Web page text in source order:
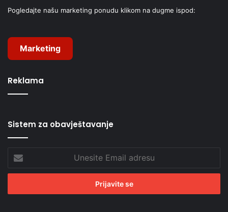
Pogledajte našu marketing ponudu klikom na dugme ispod:
Marketing
Reklama
Sistem za obavještavanje
Email
adresu